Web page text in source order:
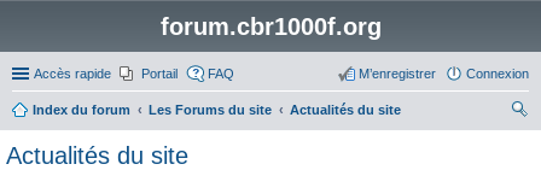
forum.cbr1000f.org
Accès rapide Portail FAQ Connexion
M’enregistrer
Index du forum Les Forums du site
Actualités du site
Actualités du site